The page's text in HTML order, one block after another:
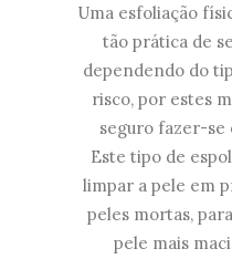
Uma esfoliação
tão prática de
dependendo do
risco, por estes
seguro fazer-se
Este tipo de
limpar a pele em
peles mortas,
pele mais